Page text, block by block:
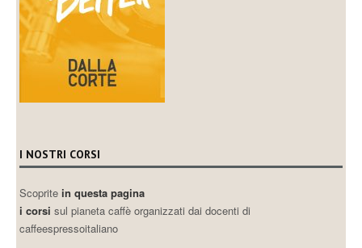
I NOSTRI CORSI
Scopritein questa pagina
i corsi sul pianeta caffè organizzati dai docenti di
caffeespressoitaliano